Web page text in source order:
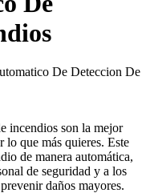
De Deteccion De
incendios son la mejor
lo que más quieres. Este
de manera automática,
de seguridad y a los
daños mayores.